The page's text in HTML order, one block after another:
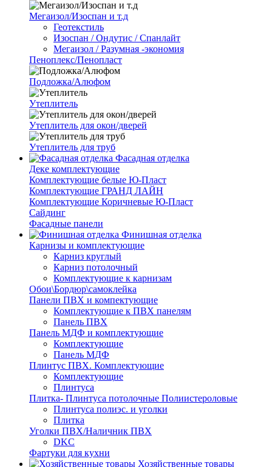
Мегаизол/Изоспан и т.д
Геотекстиль
Изоспан / Ондутис / Спанлайт
Мегаизол / Разумная -экономия
Пеноплекс/Пенопласт
Подложка/Алюфом
Утеплитель
Утеплитель для окон/дверей
Утеплитель для труб
Фасадная отделка
Деке комплектующие
Комплектующие белые Ю-Пласт
Комплектующие ГРАНД ЛАЙН
Комплектующие Коричневые Ю-Пласт
Сайдинг
Фасадные панели
Финишная отделка
Карнизы и комплектующие
Карниз круглый
Карниз потолочный
Комплектующие к карнизам
Обои\Бордюр\самоклейка
Панели ПВХ и компектующие
Комплектующие к ПВХ панелям
Панель ПВХ
Панель МДФ и комплектующие
Комплектующие
Панель МДФ
Плинтус ПВХ. Комплектующие
Комплектующие
Плинтуса
Плитка- Плинтуса потолочные Полиистероловые
Плинтуса полиэс. и уголки
Плитка
Уголки ПВХ/Наличник ПВХ
DKC
Фартуки для кухни
Хозяйственные товары